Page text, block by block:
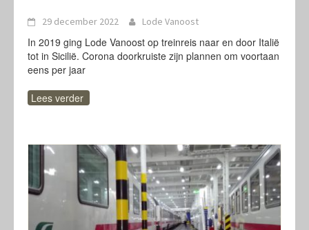
29 december 2022 Lode Vanoost
In 2019 ging Lode Vanoost op treinreis naar en door Italië
tot in Sicilië. Corona doorkruiste zijn plannen om voortaan
eens per jaar
Lees verder